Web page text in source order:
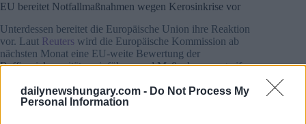
dailynewshungary.com - Do Not Process My
Personal Information
EU bereitet Notfallmaßnahmen wegen Kerosinkrise vor
Unterdessen bereitet die Europäische Union ihre Reaktion
vor. Laut Reuters wird die Europäische Kommission ab
nächsten Monat eine EU-weite Bewertung der
Raffineriekapazitäten einführen und Maßnahmen ergreifen,
ausgelastet und gewartet werden.